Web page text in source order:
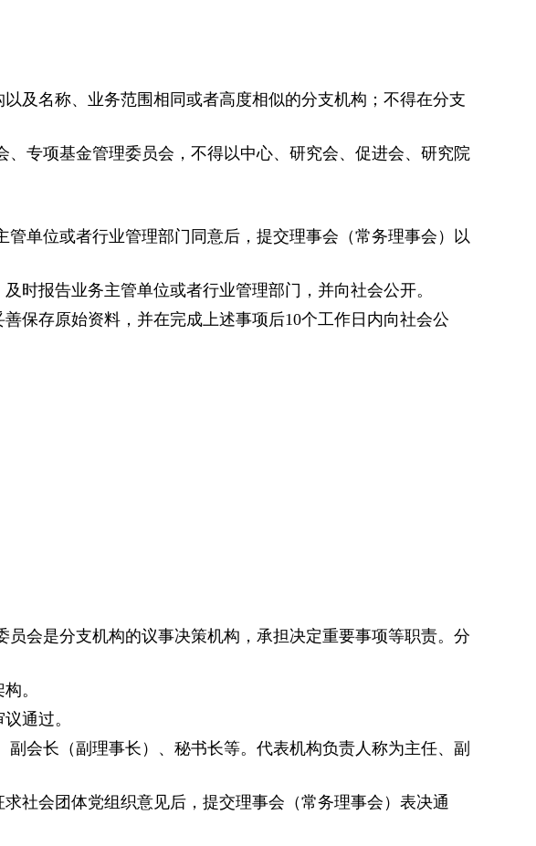
及名称、业务范围相同或者高度相似的分支机构；不得在分支
专项基金管理委员会，不得以中心、研究会、促进会、研究院
单位或者行业管理部门同意后，提交理事会（常务理事会）以
时报告业务主管单位或者行业管理部门，并向社会公开。
保存原始资料，并在完成上述事项后10个工作日内向社会公
会是分支机构的议事决策机构，承担决定重要事项等职责。分
。
通过。
会长（副理事长）、秘书长等。代表机构负责人称为主任、副
社会团体党组织意见后，提交理事会（常务理事会）表决通